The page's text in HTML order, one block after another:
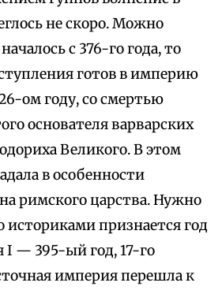
не скоро. Можно
с 376-го года, то
готов в империю
ом году, со смертью
основателя варварских
Великого. В этом
в особенности
римского царства. Нужно
историками признается год
I — 395-ый год, 17-го
империя перешла к